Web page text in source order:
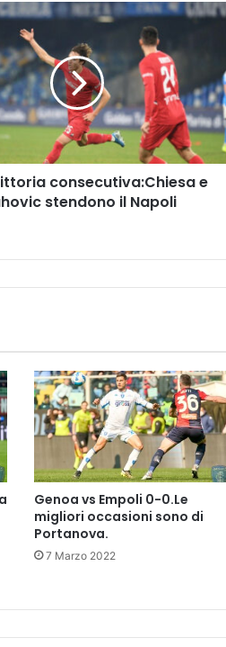
consecutiva:Chiesa e
stendono il Napoli
Genoa vs Empoli 0-0.Le
migliori occasioni sono di
Portanova.
7 Marzo 2022